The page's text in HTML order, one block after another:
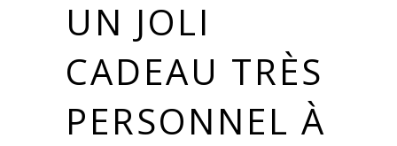
UN JOLI
CADEAU TRÈS
PERSONNEL À